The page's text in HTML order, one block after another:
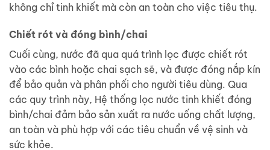
không chỉ tinh khiết mà còn an toàn cho việc tiêu thụ.
Chiết rót và đóng bình/chai
Cuối cùng, nước đã qua quá trình lọc được chiết rót
vào các bình hoặc chai sạch sẽ, và được đóng nắp kín
để bảo quản và phân phối cho người tiêu dùng. Qua
các quy trình này, Hệ thống lọc nước tinh khiết đóng
bình/chai đảm bảo sản xuất ra nước uống chất lượng,
an toàn và phù hợp với các tiêu chuẩn về vệ sinh và
sức khỏe.